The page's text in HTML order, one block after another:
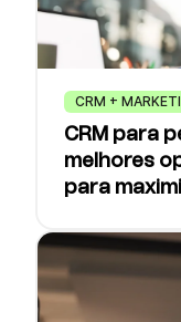
CRM +
CRM para
melhores
para